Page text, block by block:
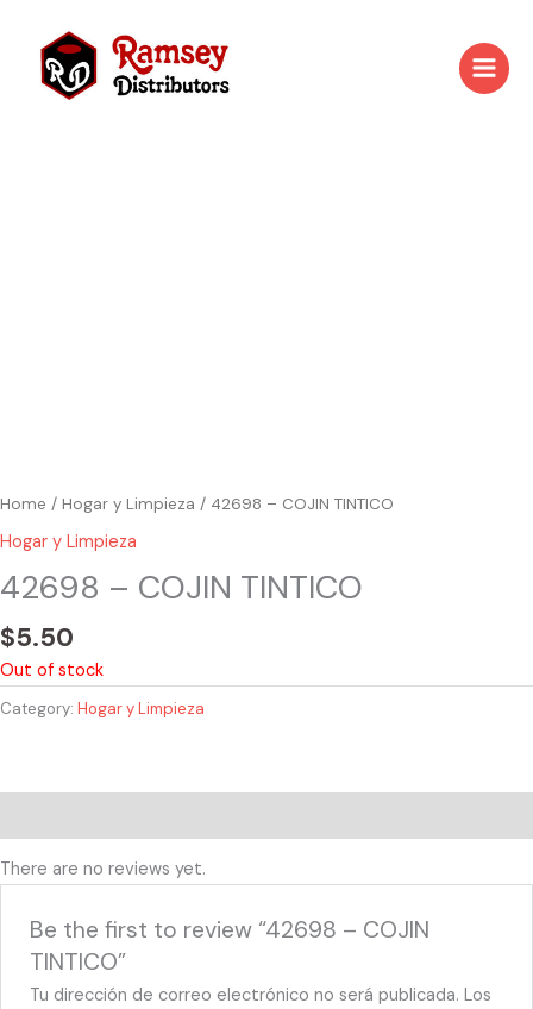
content
Home / Hogar y Limpieza / 42698 – COJIN TINTICO
Hogar y Limpieza
42698 – COJIN TINTICO
$5.50
Out of stock
Category: Hogar y Limpieza
There are no reviews yet.
Be the first to review “42698 – COJIN
TINTICO”
Tu dirección de correo electrónico no será publicada. Los